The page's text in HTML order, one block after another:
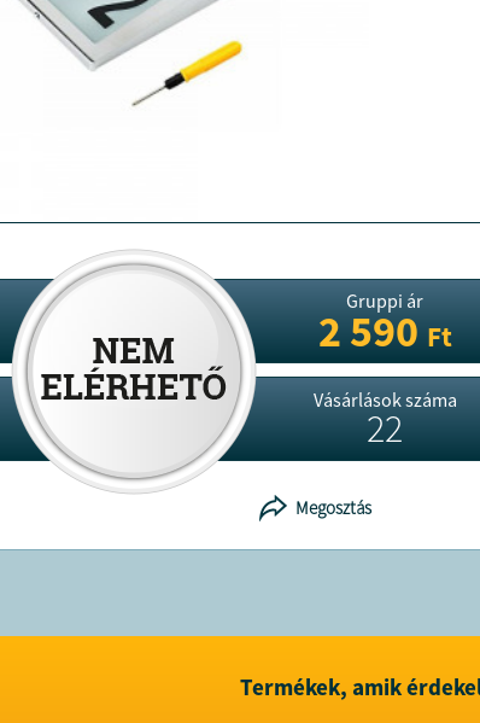
Gruppi ár
2 590Ft
Vásárlások száma
22
Megosztás
Termékek, amik